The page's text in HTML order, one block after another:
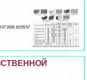
07 2026 10:55:57